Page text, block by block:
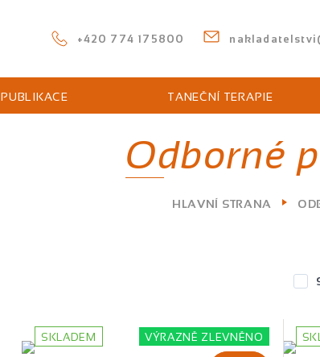
+420 774 175800
PUBLIKACE TANEČNÍ TERAPIE
Odborné
HLAVNÍ STRANA
SKLADEM VÝRAZNĚ ZLEVNĚNO
Můžeme vám